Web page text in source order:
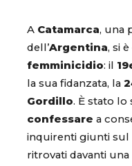
A Catamarca, una
dell’Argentina, si
femminicidio: il
la sua fidanzata, la
Gordillo. È stato lo
confessare a
inquirenti giunti
ritrovati davanti una